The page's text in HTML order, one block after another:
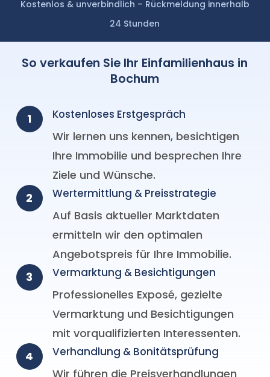
Kostenlos & unverbindlich – Rückmeldung innerhalb
24 Stunden
So verkaufen Sie Ihr Einfamilienhaus in
Bochum
1 Kostenloses Erstgespräch
Wir lernen uns kennen, besichtigen
Ihre Immobilie und besprechen Ihre
Ziele und Wünsche.
2
Wertermittlung & Preisstrategie
Auf Basis aktueller Marktdaten
ermitteln wir den optimalen
Angebotspreis für Ihre Immobilie.
3
Vermarktung & Besichtigungen
Professionelles Exposé, gezielte
Vermarktung und Besichtigungen
mit vorqualifizierten Interessenten.
4
Verhandlung & Bonitätsprüfung
Wir führen die Preisverhandlungen